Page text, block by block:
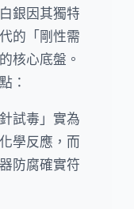
銀因其獨特
的「剛性需
核心底盤。
：
試毒」實為
學反應，而
防腐確實符